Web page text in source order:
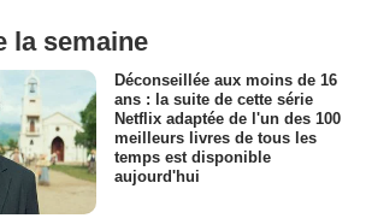
la semaine
Déconseillée aux moins de 16
ans : la suite de cette série
Netflix adaptée de l'un des 100
meilleurs livres de tous les
temps est disponible
aujourd'hui